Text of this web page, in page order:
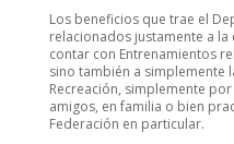
Los beneficios que trae el
relacionados justamente a
contar con Entrenamientos
sino también a simplemente
Recreación, simplemente
amigos, en familia o bien
Federación en particular.